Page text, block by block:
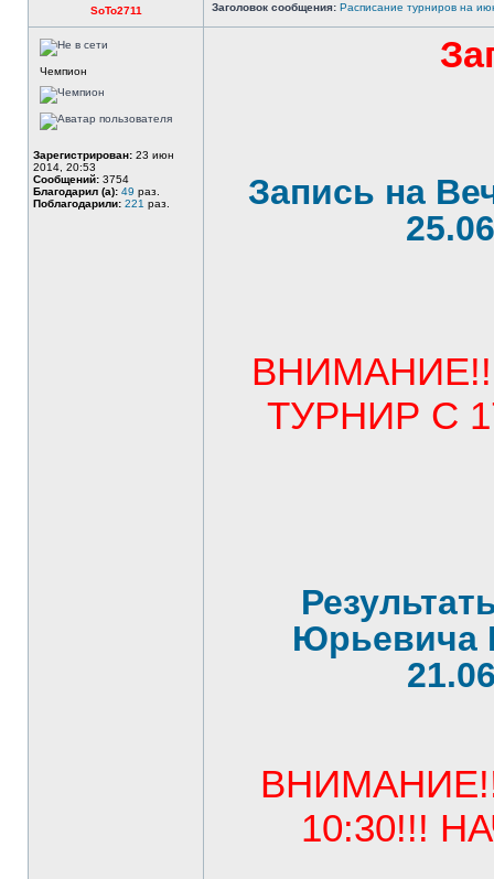
SoTo2711 Заголовок сообщения: Расписание турниров на
Чемпион
Зарегистрирован: 23 июн
2014, 20:53
Сообщений: 3754
Благодарил (а): 49 раз.
Поблагодарили: 221 раз.
Запись на
ТУРНИР С
Юрьевича
10:30!!!